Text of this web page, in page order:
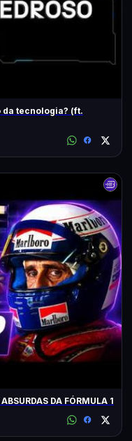
da tecnologia? (ft.
DA FÓRMULA 1